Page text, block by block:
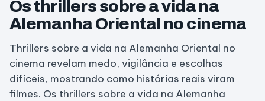
Os thrillers sobre a vida na
Alemanha Oriental no cinema
Thrillers sobre a vida na Alemanha Oriental no
cinema revelam medo, vigilância e escolhas
difíceis, mostrando como histórias reais viram
filmes. Os thrillers sobre a vida na Alemanha